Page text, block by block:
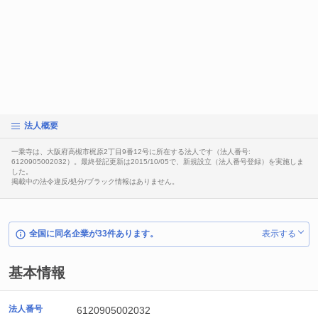
法人概要
一乗寺は、大阪府高槻市梶原2丁目9番12号に所在する法人です（法人番号:
6120905002032）。最終登記更新は2015/10/05で、新規設立（法人番号登録）を実施しま
した。
掲載中の法令違反/処分/ブラック情報はありません。
全国に同名企業が33件あります。 表示する
基本情報
法人番号 6120905002032